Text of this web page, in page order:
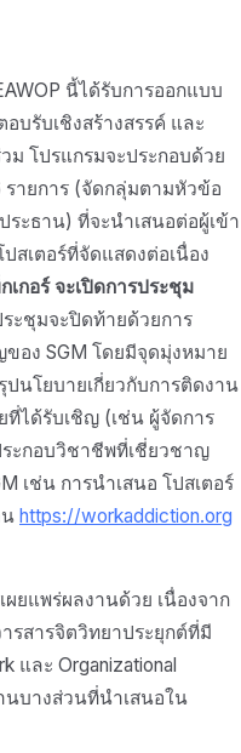
นี้ได้รับการออกแบบ
อบรับเชิงสร้างสรรค์ และ
ม โปรแกรมจะประกอบด้วย
รายการ (จัดกลุ่มตามหัวข้อ
ะธาน) ที่จะนำเสนอต่อผู้เข้า
สเตอร์ที่จัดแสดงต่อเนื่อง
เกอร์ จะเปิดการประชุม
ะชุมจะปิดท้ายด้วยการ
อง SGM โดยมีจุดมุ่งหมาย
นโยบายเกี่ยวกับการติดงาน
ได้รับเชิญ (เช่น ผู้จัดการ
ะกอบวิชาชีพที่เชี่ยวชาญ
เช่น การนำเสนอ โปสเตอร์
น https://workaddiction.org
ผยแพร่ผลงานด้วย เนื่องจาก
รสารจิตวิทยาประยุกต์ที่มี
และ Organizational
นบางส่วนที่นำเสนอใน